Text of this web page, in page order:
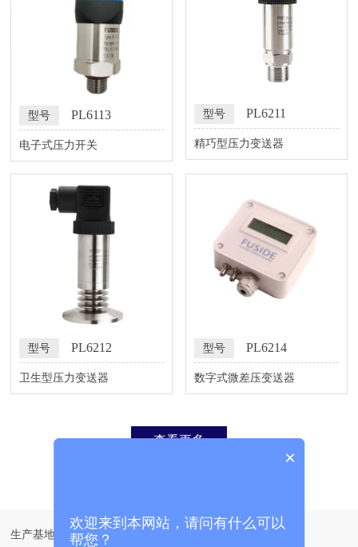
型号 PL6113
电子式压力开关
型号 PL6211
精巧型压力变送器
型号 PL6212
卫生型压力变送器
型号 PL6214
数字式微差压变送器
查看更多
生产基地：长沙市芙蓉区合平路信城创智工业园B1栋606号
×
欢迎来到本网站，请问有什么可以
帮您？